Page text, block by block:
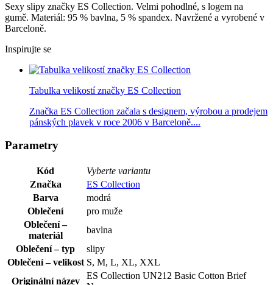
Sexy slipy značky ES Collection. Velmi pohodlné, s logem na
gumě. Materiál: 95 % bavlna, 5 % spandex. Navržené a vyrobené v
Barceloně.
Inspirujte se
Tabulka velikostí značky ES Collection
Značka ES Collection začala s designem, výrobou a prodejem
pánských plavek v roce 2006 v Barceloně....
Parametry
Kód
Vyberte variantu
Značka
ES Collection
Barva
modrá
Oblečení
pro muže
Oblečení –
materiál
bavlna
Oblečení – typ
slipy
Oblečení – velikost S, M, L, XL, XXL
Originální název
ES Collection UN212 Basic Cotton Brief